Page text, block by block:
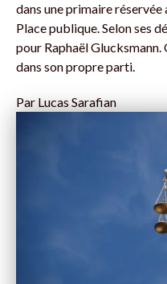
dans une primaire réservée
Place publique. Selon ses
pour Raphaël
dans son propre parti.
Par Lucas Sarafian